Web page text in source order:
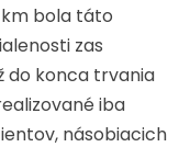
bola táto
zas
do konca trvania
iba
násobiacich